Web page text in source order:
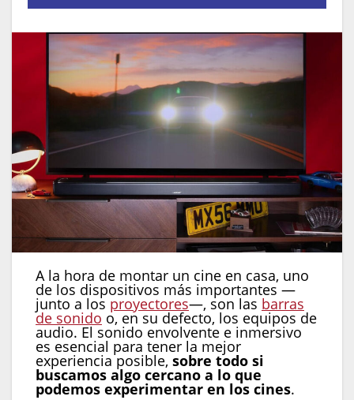
A la hora de montar un cine en casa, uno
de los dispositivos más importantes —
junto a los proyectores—, son las barras
de sonido o, en su defecto, los equipos de
audio. El sonido envolvente e inmersivo
es esencial para tener la mejor
experiencia posible, sobre todo si
buscamos algo cercano a lo que
podemos experimentar en los cines.